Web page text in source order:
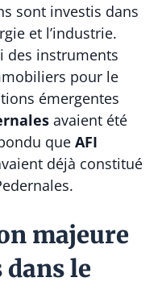
sont investis dans
et l’industrie.
des instruments
pour le
émergentes
avaient été
que AFI
déjà constitué
majeure
le